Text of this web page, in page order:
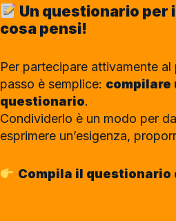
Un questionario per
cosa pensi!
Per partecipare attivamente
passo è semplice: compilare
questionario.
Condividerlo è un modo per
esprimere un’esigenza,
Compila il questionario